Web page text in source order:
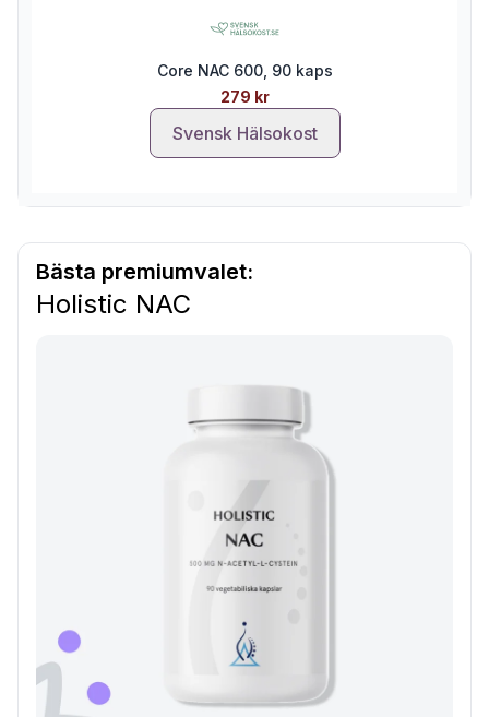
Core NAC 600, 90 kaps
279 kr
Svensk Hälsokost
Bästa premiumvalet:
Holistic NAC